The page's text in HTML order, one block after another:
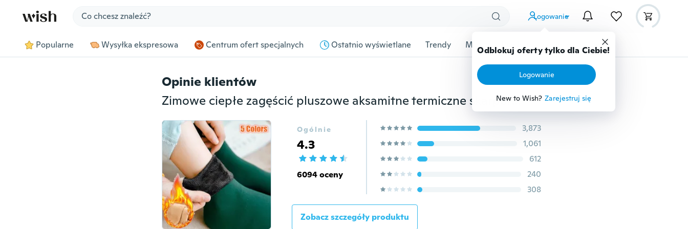
Logowanie
Odblokuj oferty tylko dla Ciebie!
Logowanie
New to Wish? Zarejestruj się
Popularne Wysyłka ekspresowa Centrum ofert specjalnych Ostatnio wyświetlane Trendy Moda Przybory dziecięce Więcej
Opinie klientów
Zimowe ciepłe zagęścić pluszowe aksamitne termiczne skarpety śnieżne Bezszwowe skarpety podłogowe dla kobiet 1 para
Ogólnie
4.3
6094 oceny
3,873
1,061
612
240
308
Zobacz szczegóły produktu